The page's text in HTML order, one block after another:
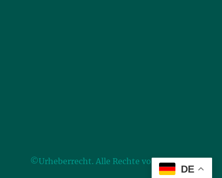
©Urheberrecht. Alle Rechte vorbehalten.
DE